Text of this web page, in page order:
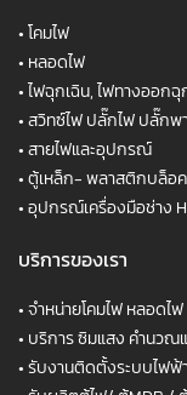
•โคมไฟ
• หลอดไฟ
•ไฟฉุกเฉิน, ไฟทางออกฉุ
•สวิทซ์ไฟ ปลั๊กไฟ ปลั๊กพ
•สายไฟและอุปกรณ์
•ตู้เหล็ก- พลาสติกบล็อค
•อุปกรณ์เครื่องมือช่าง
บริการของเรา
•จำหน่ายโคมไฟ หลอดไ
• บริการ ซิมแสง คำนวณ
•รับงานติดตั้งระบบไฟฟ้